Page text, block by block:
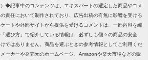
◆記事中のコンテンツは、エキスパートの選定した商品やコメ
責任において制作されており、広告出稿の有無に影響を受ける
ートや外部サイトから提供を受けるコメントは、一部内容を編
選び方」で紹介している情報は、必ずしも個々の商品の安全
ではありません。商品を選ぶときの参考情報としてご利用くだ
ーカーや発売元のホームページ、Amazonや楽天市場などの販